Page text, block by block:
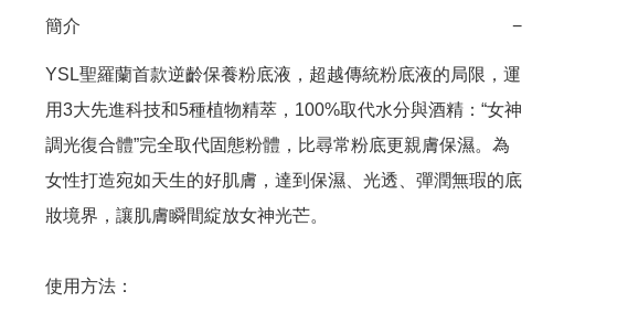
簡介 −
YSL聖羅蘭首款逆齡保養粉底液，超越傳統粉底液的局限，運
用3大先進科技和5種植物精萃，100%取代水分與酒精：“女神
調光復合體”完全取代固態粉體，比尋常粉底更親膚保濕。為
女性打造宛如天生的好肌膚，達到保濕、光透、彈潤無瑕的底
妝境界，讓肌膚瞬間綻放女神光芒。
使用方法：